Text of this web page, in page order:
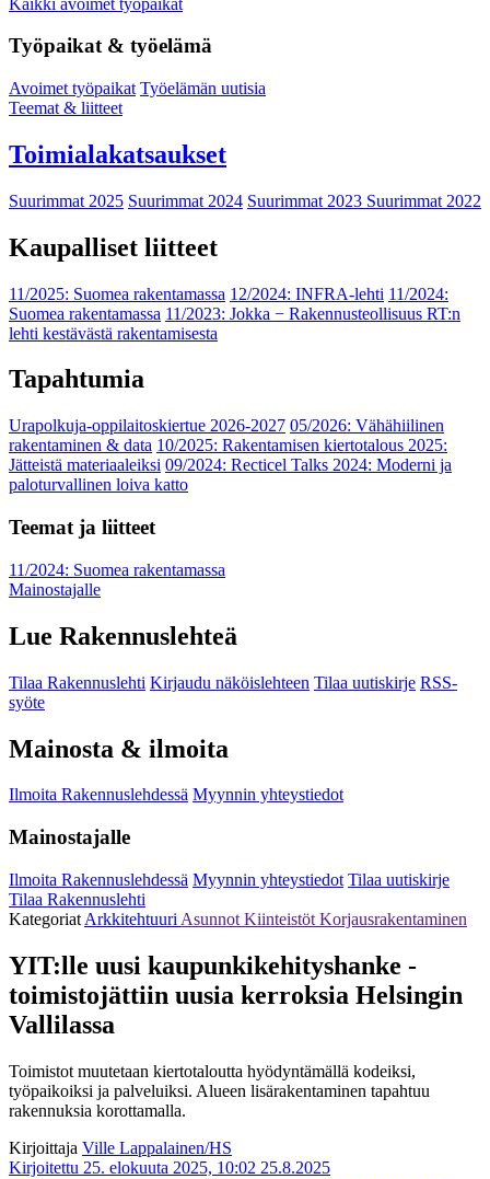
Työpaikat & työelämä
Avoimet työpaikat Työelämän uutisia
Teemat & liitteet
Toimialakatsaukset
Suurimmat 2025 Suurimmat 2024 Suurimmat 2023 Suurimmat 2022
Kaupalliset liitteet
11/2025: Suomea rakentamassa 12/2024: INFRA-lehti 11/2024:
Suomea rakentamassa 11/2023: Jokka − Rakennusteollisuus RT:n
lehti kestävästä rakentamisesta
Tapahtumia
Urapolkuja-oppilaitoskiertue 2026-2027 05/2026: Vähähiilinen
rakentaminen & data 10/2025: Rakentamisen kiertotalous 2025:
Jätteistä materiaaleiksi 09/2024: Recticel Talks 2024: Moderni ja
paloturvallinen loiva katto
Teemat ja liitteet
11/2024: Suomea rakentamassa
Mainostajalle
Lue Rakennuslehteä
Tilaa Rakennuslehti Kirjaudu näköislehteen Tilaa uutiskirje RSS-
syöte
Mainosta & ilmoita
Ilmoita Rakennuslehdessä Myynnin yhteystiedot
Mainostajalle
Ilmoita Rakennuslehdessä Myynnin yhteystiedot Tilaa uutiskirje
Tilaa Rakennuslehti
Kategoriat Arkkitehtuuri Asunnot Kiinteistöt Korjausrakentaminen
YIT:lle uusi kaupunkikehityshanke -
toimistojättiin uusia kerroksia Helsingin
Vallilassa
Toimistot muutetaan kiertotaloutta hyödyntämällä kodeiksi,
työpaikoiksi ja palveluiksi. Alueen lisärakentaminen tapahtuu
rakennuksia korottamalla.
Kirjoittaja Ville Lappalainen/HS
Kirjoitettu 25. elokuuta 2025, 10:02 25.8.2025